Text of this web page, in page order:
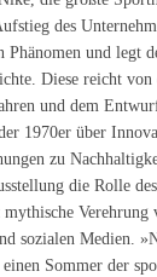
des
Phänomen und legt
Diese reicht
und dem
1970er über
zu
die Rolle
Verehrung
sozialen Medien.
Sommer der